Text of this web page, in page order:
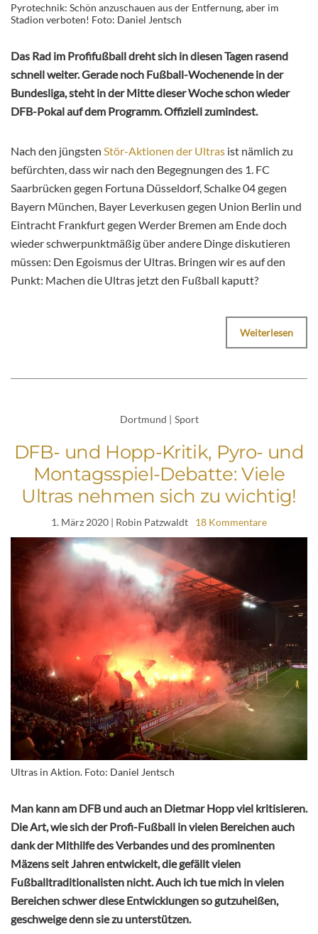
Pyrotechnik: Schön anzuschauen aus der Entfernung, aber im
Stadion verboten! Foto: Daniel Jentsch
Das Rad im Profifußball dreht sich in diesen Tagen rasend
schnell weiter. Gerade noch Fußball-Wochenende in der
Bundesliga, steht in der Mitte dieser Woche schon wieder
DFB-Pokal auf dem Programm. Offiziell zumindest.
Nach den jüngsten Stör-Aktionen der Ultras ist nämlich zu
befürchten, dass wir nach den Begegnungen des 1. FC
Saarbrücken gegen Fortuna Düsseldorf, Schalke 04 gegen
Bayern München, Bayer Leverkusen gegen Union Berlin und
Eintracht Frankfurt gegen Werder Bremen am Ende doch
wieder schwerpunktmäßig über andere Dinge diskutieren
müssen: Den Egoismus der Ultras. Bringen wir es auf den
Punkt: Machen die Ultras jetzt den Fußball kaputt?
Weiterlesen
Dortmund | Sport
DFB- und Hopp-Kritik, Pyro- und
Montagsspiel-Debatte: Viele
Ultras nehmen sich zu wichtig!
1. März 2020 | Robin Patzwaldt 18 Kommentare
Ultras in Aktion. Foto: Daniel Jentsch
Man kann am DFB und auch an Dietmar Hopp viel kritisieren.
Die Art, wie sich der Profi-Fußball in vielen Bereichen auch
dank der Mithilfe des Verbandes und des prominenten
Mäzens seit Jahren entwickelt, die gefällt vielen
Fußballtraditionalisten nicht. Auch ich tue mich in vielen
Bereichen schwer diese Entwicklungen so gutzuheißen,
geschweige denn sie zu unterstützen.